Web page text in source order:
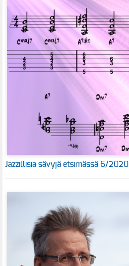
Jazzillisia sävyjä etsimässä 6/2020